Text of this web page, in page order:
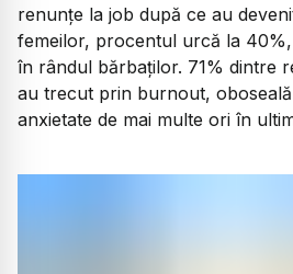
renunțe la job după ce au
femeilor, procentul urcă la
în rândul bărbaților. 71% dintre
au trecut prin burnout,
anxietate de mai multe ori în